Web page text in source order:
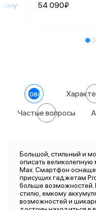
54 090₽
О товаре
Частые вопросы
Большой, стильный и
описать великолепную
Max. Смартфон
присущих гаджетам
больше
стилю, емкому
возможностей и